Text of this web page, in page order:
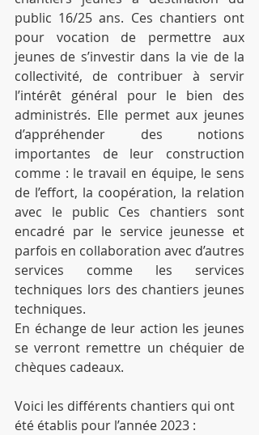
public 16/25 ans. Ces chantiers ont
pour vocation de permettre aux
jeunes de s’investir dans la vie de la
collectivité, de contribuer à servir
l’intérêt général pour le bien des
administrés. Elle permet aux jeunes
d’appréhender des notions
importantes de leur construction
comme : le travail en équipe, le sens
de l’effort, la coopération, la relation
avec le public Ces chantiers sont
encadré par le service jeunesse et
parfois en collaboration avec d’autres
services comme les services
techniques lors des chantiers jeunes
techniques.
En échange de leur action les jeunes
se verront remettre un chéquier de
chèques cadeaux.
Voici les différents chantiers qui ont
été établis pour l’année 2023 :